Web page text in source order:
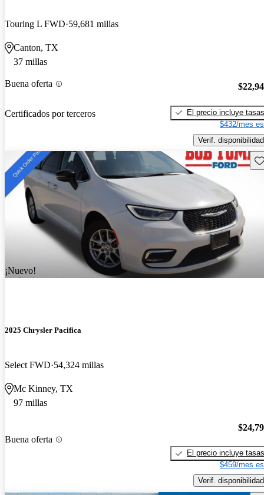
Touring L FWD 59,681 millas
Canton, TX
37 millas
Buena oferta
Certificados por terceros
El precio incluye tasas
$432/mes
Verif. disponibilidad
¡Nuevo!
2025 Chrysler Pacifica
Select FWD 54,324 millas
Mc Kinney, TX
97 millas
Buena oferta
El precio incluye tasas
$459/mes
Verif. disponibilidad